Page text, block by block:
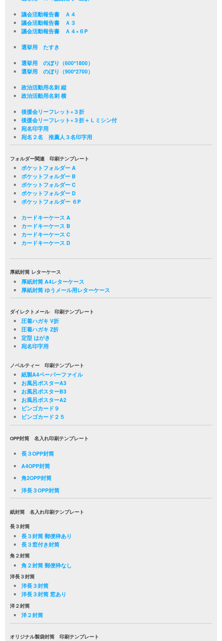
議会活動報告書 Ａ４
議会活動報告書 Ａ３
議会活動報告書 Ａ４×６P
選挙用 たすき
選挙用 のぼり（600*1800）
選挙用 のぼり（900*2700）
政治活動用名刺 縦
政治活動用名刺 横
後援会リーフレット×３折
後援会リーフレット×３折＋Ｌミシン付
宛名印字用
宛名２名 推薦人３名印字用
フォルダー関連 印刷テンプレート
ポケットフォルダー A
ポケットフォルダー B
ポケットフォルダー C
ポケットフォルダー D
ポケットフォルダー ６P
カードキーケース A
カードキーケース B
カードキーケース C
カードキーケース D
厚紙封筒 レターケース
厚紙封筒 A4レターケース
厚紙封筒 ゆうメール用レターケース
ダイレクトメール 印刷テンプレート
圧着ハガキ V折
圧着ハガキ Z折
定型 はがき
宛名印字用
ノベルティー 印刷テンプレート
紙製A4ペーパーファイル
お風呂ポスターA3
お風呂ポスターB3
お風呂ポスターA2
ビンゴカード９
ビンゴカード２５
OPP封筒 名入れ印刷テンプレート
長３OPP封筒
A4OPP封筒
角2OPP封筒
洋長３OPP封筒
紙封筒 名入れ印刷テンプレート
長３封筒
長３封筒 郵便枠あり
長３窓付き封筒
角２封筒
角２封筒 郵便枠なし
洋長３封筒
洋長３封筒
洋長３封筒 窓あり
洋２封筒
洋２封筒
オリジナル製袋封筒 印刷テンプレート